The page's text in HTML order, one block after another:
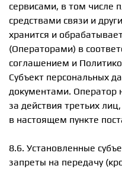
сервисами, в том числе
средствами связи и
хранится и
(Операторами) в
соглашением и
Субъект персональных
документами. Оператор
за действия третьих
в настоящем пункте
8.6. Установленные
запреты на передачу